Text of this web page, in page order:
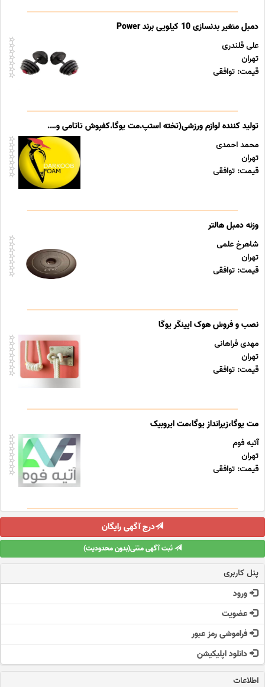
دمبل متغیر بدنسازی 10 کیلویی برند Power
علی قلندری
تهران
قیمت: توافقی
تولید کننده لوازم ورزشی(تخته استپ.مت یوگا.کفپوش تاتامی و….
محمد احمدی
تهران
قیمت: توافقی
وزنه دمبل هالتر
شاهرخ علمی
تهران
قیمت: توافقی
نصب و فروش هوک ایینگر یوگا
مهدی فراهانی
تهران
قیمت: توافقی
مت یوگا،زیرانداز یوگا،مت ایروبیک
آتیه فوم
تهران
قیمت: توافقی
درج آگهی رایگان
ثبت آگهی متنی(بدون محدودیت)
پنل کاربری
ورود
عضویت
فراموشی رمز عبور
دانلود اپلیکیشن
اطلاعات